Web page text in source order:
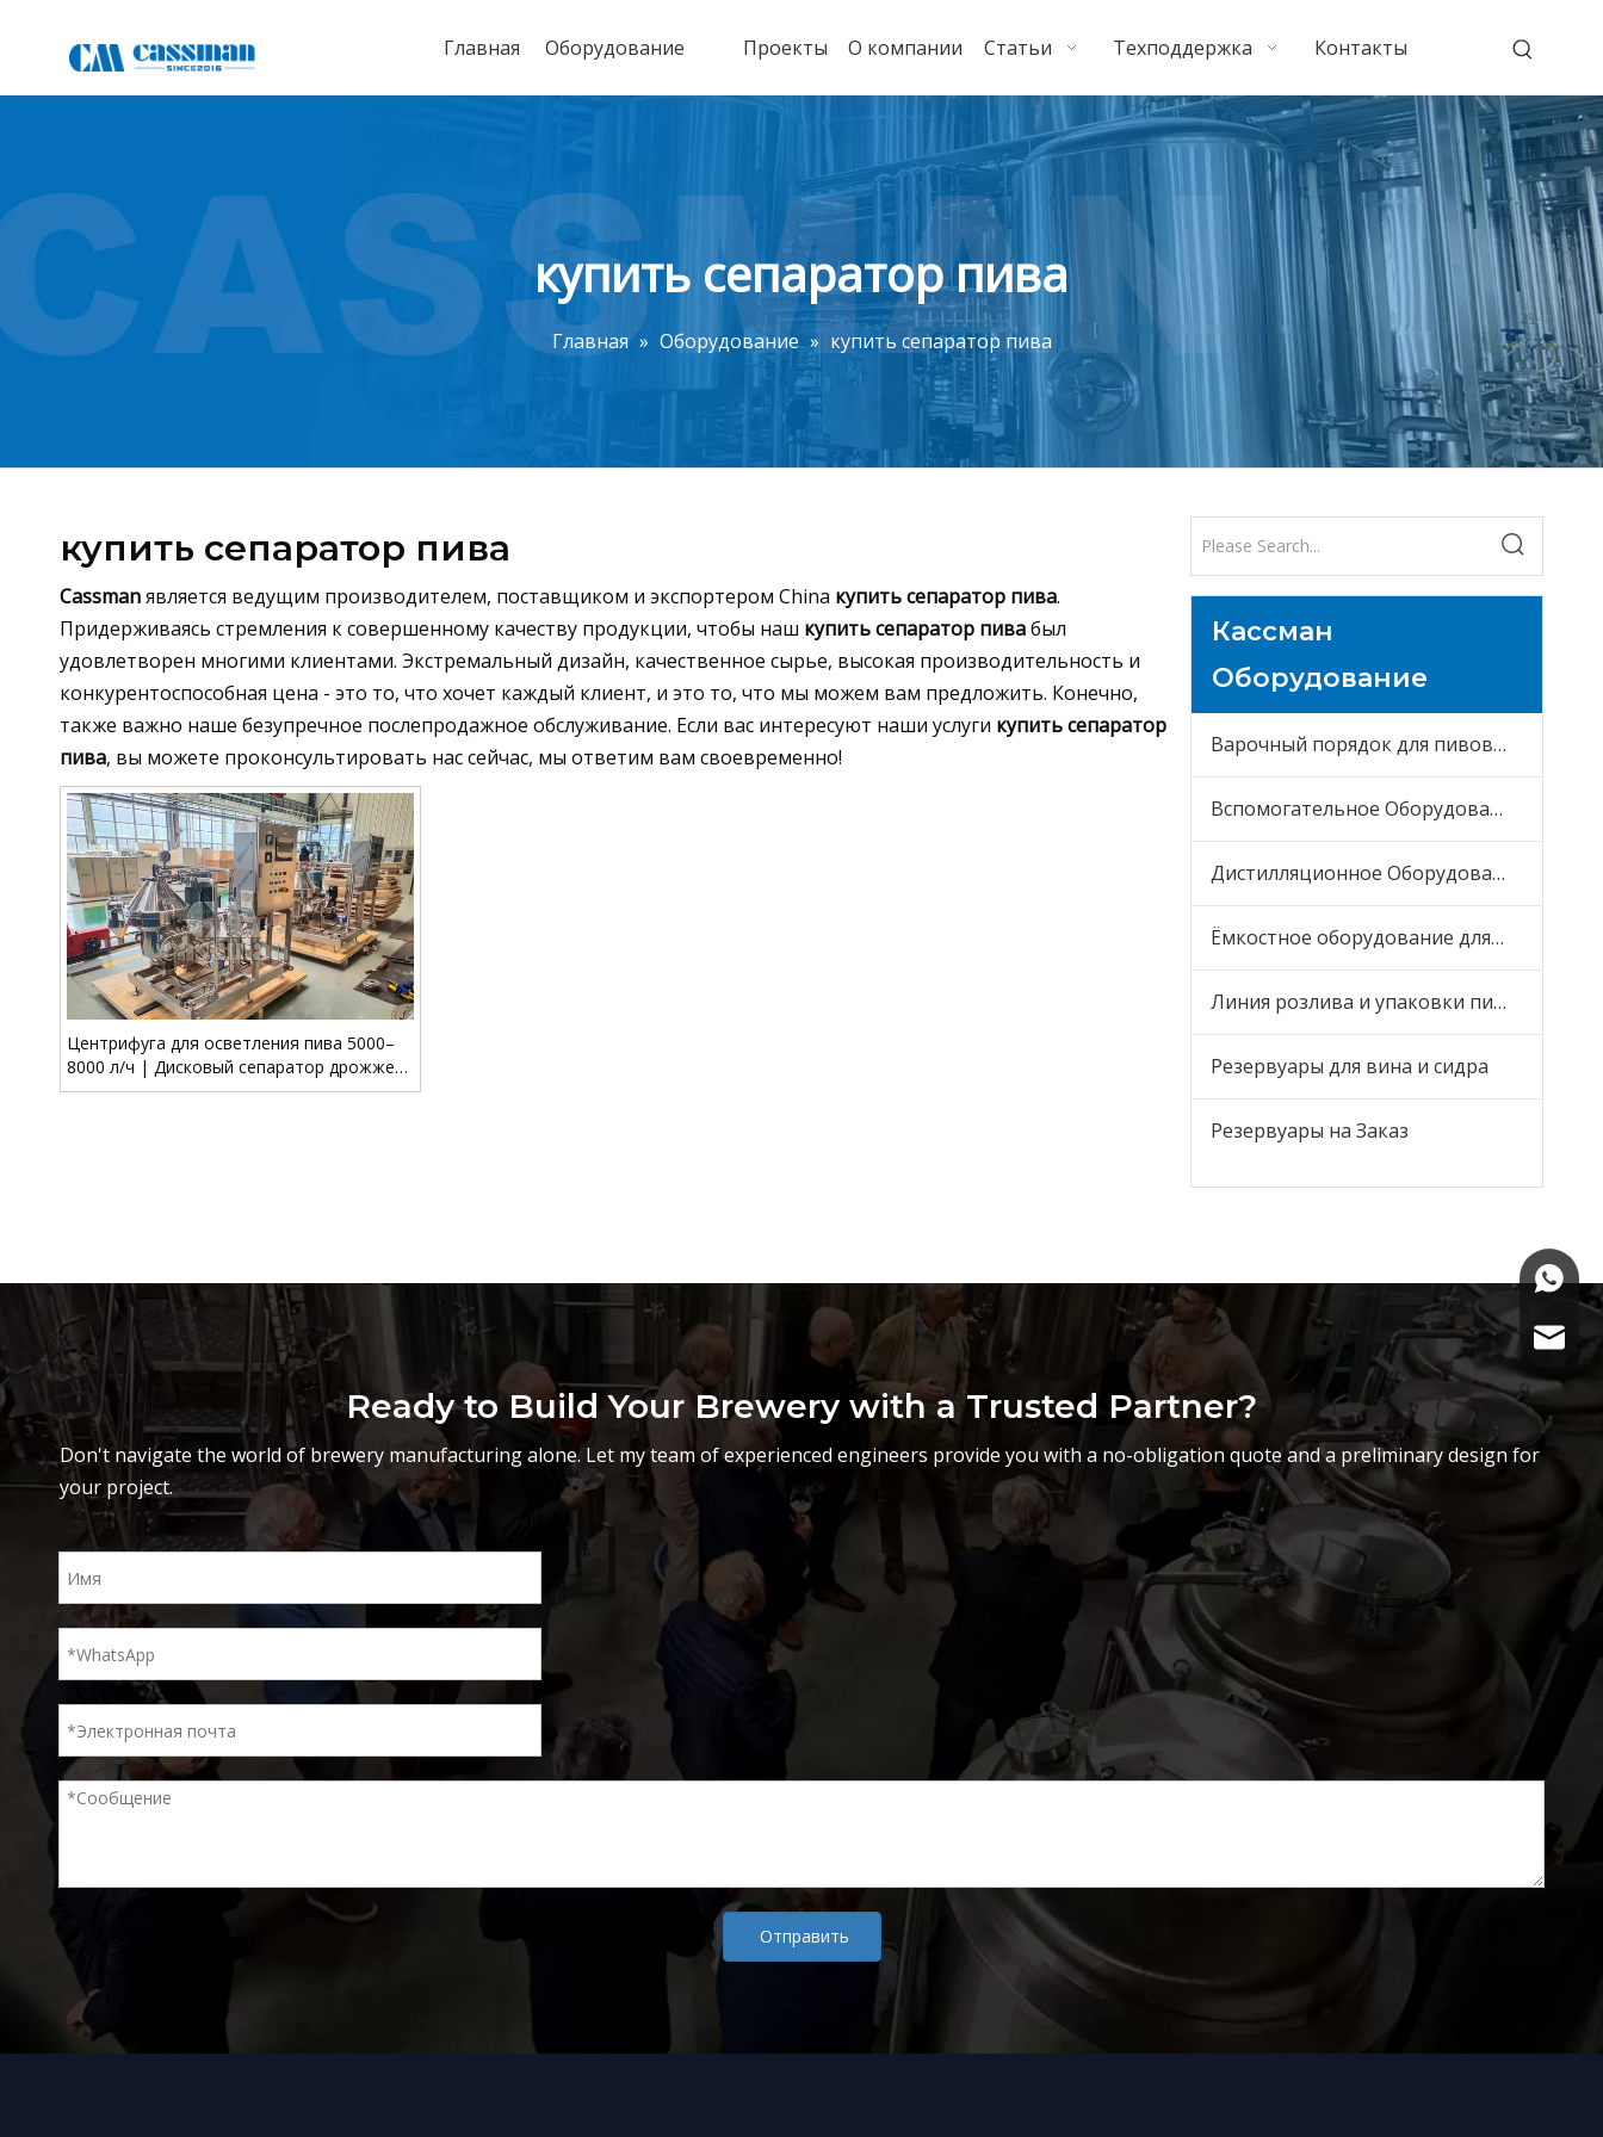
Главная Оборудование Проекты О компании Статьи Техподдержка Контакты
купить сепаратор пива
Главная » Оборудование » купить сепаратор пива
купить сепаратор пива
Cassmanявляется ведущим производителем, поставщиком и экспортером China купить сепаратор пива.
Придерживаясь стремления к совершенному качеству продукции, чтобы наш купить сепаратор пивабыл
удовлетворен многими клиентами. Экстремальный дизайн, качественное сырье, высокая производительность и
конкурентоспособная цена - это то, что хочет каждый клиент, и это то, что мы можем вам предложить. Конечно,
также важно наше безупречное послепродажное обслуживание. Если вас интересуют наши услуги купить сепаратор
пива, вы можете проконсультировать нас сейчас, мы ответим вам своевременно!
Центрифуга для осветления пива 5000–
8000 л/ч | Дисковый сепаратор дрожжей,
захват кислорода ≤5 ppb
Кассман
Оборудование
Варочный порядок для пивоварни
Вспомогательное Оборудование
Дистилляционное Оборудование
Ёмкостное оборудование для пива
Линия розлива и упаковки пива
Резервуары для вина и сидра
Резервуары на Заказ
Ready to Build Your Brewery with a Trusted Partner?
Don't navigate the world of brewery manufacturing alone. Let my team of experienced engineers provide you with a no-obligation quote and a preliminary design for
your project.
Отправить
+86-